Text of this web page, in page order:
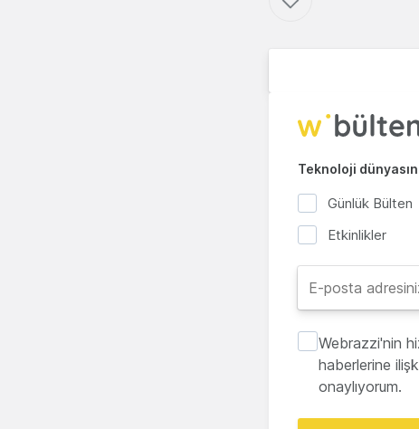
Teknoloji
Günlük Bülten
Etkinlikler
Webrazzi'nin
haberlerine
onaylıyorum.